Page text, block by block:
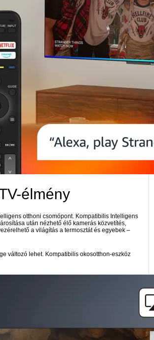
élmény
otthoni csomópont. Kompatibilis Intelligens
után nézhető élő kamerás közvetítés,
a világítás a termosztát és egyebek –
változó lehet. Kompatibilis okosotthon-eszköz